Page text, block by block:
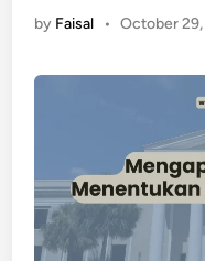
by Faisal • October